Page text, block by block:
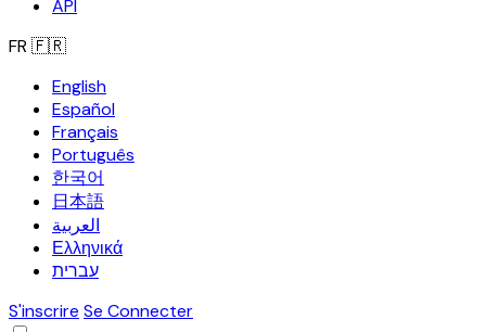
API
FR 🇫🇷
English
Español
Français
Português
한국어
日本語
العربية
Ελληνικά
עברית
S'inscrire Se Connecter